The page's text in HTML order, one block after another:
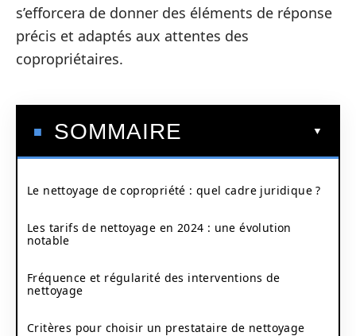
s’efforcera de donner des éléments de réponse
précis et adaptés aux attentes des
copropriétaires.
SOMMAIRE
Le nettoyage de copropriété : quel cadre juridique ?
Les tarifs de nettoyage en 2024 : une évolution
notable
Fréquence et régularité des interventions de
nettoyage
Critères pour choisir un prestataire de nettoyage